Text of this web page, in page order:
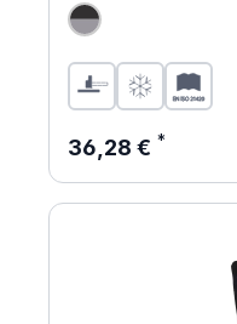
Regulärer Preis:
36,28 €